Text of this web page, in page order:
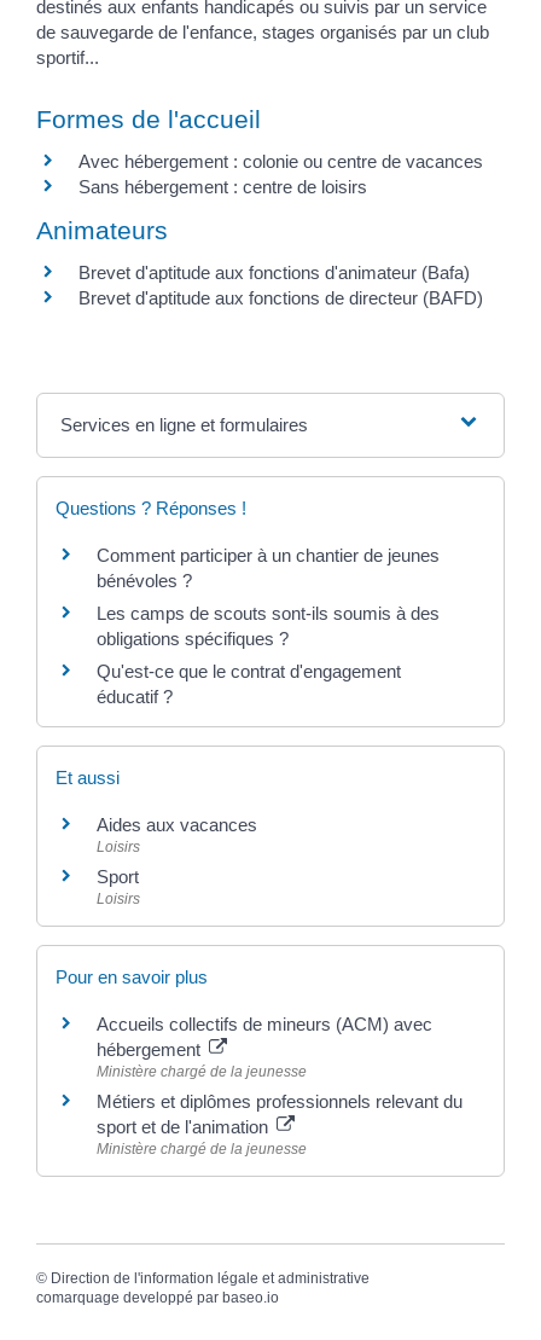
destinés aux enfants handicapés ou suivis par un service
de sauvegarde de l'enfance, stages organisés par un club
sportif...
Formes de l'accueil
Avec hébergement : colonie ou centre de vacances
Sans hébergement : centre de loisirs
Animateurs
Brevet d'aptitude aux fonctions d'animateur (Bafa)
Brevet d'aptitude aux fonctions de directeur (BAFD)
Services en ligne et formulaires
Questions ? Réponses !
Comment participer à un chantier de jeunes
bénévoles ?
Les camps de scouts sont-ils soumis à des
obligations spécifiques ?
Qu'est-ce que le contrat d'engagement
éducatif ?
Et aussi
Aides aux vacances
Loisirs
Sport
Loisirs
Pour en savoir plus
Accueils collectifs de mineurs (ACM) avec
hébergement
Ministère chargé de la jeunesse
Métiers et diplômes professionnels relevant du
sport et de l'animation
Ministère chargé de la jeunesse
© Direction de l'information légale et administrative
comarquage developpé par baseo.io